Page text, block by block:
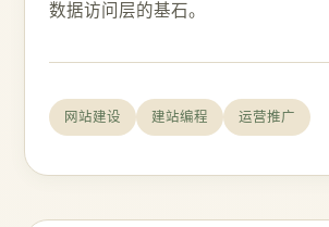
数据访问层的基石。
网站建设 建站编程 运营推广